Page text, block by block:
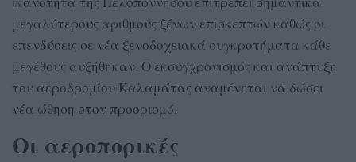
μεγαλύτερους αριθμούς ξένων επισκεπτών καθώς οι
επενδύσεις σε νέα ξενοδοχειακά συγκροτήματα κάθε
μεγέθους αυξήθηκαν. Ο εκσυγχρονισμός και ανάπτυξη
του αεροδρομίου Καλαμάτας αναμένεται να δώσει
νέα ώθηση στον προορισμό.
Οι αεροπορικές